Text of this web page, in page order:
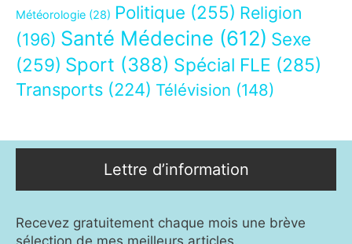
Météorologie (28) Politique (255) Religion
(196) Santé Médecine (612) Sexe
(259) Sport (388) Spécial FLE (285)
Transports (224) Télévision (148)
Lettre d’information
Recevez gratuitement chaque mois une brève